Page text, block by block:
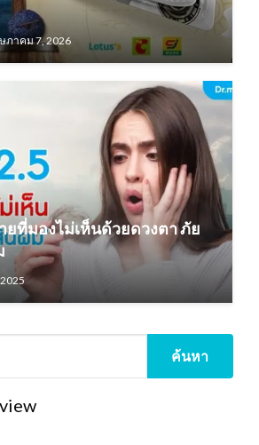
ภาคม 7, 2026
ยที่มองไม่เห็นด้วยดวงตา ภัย